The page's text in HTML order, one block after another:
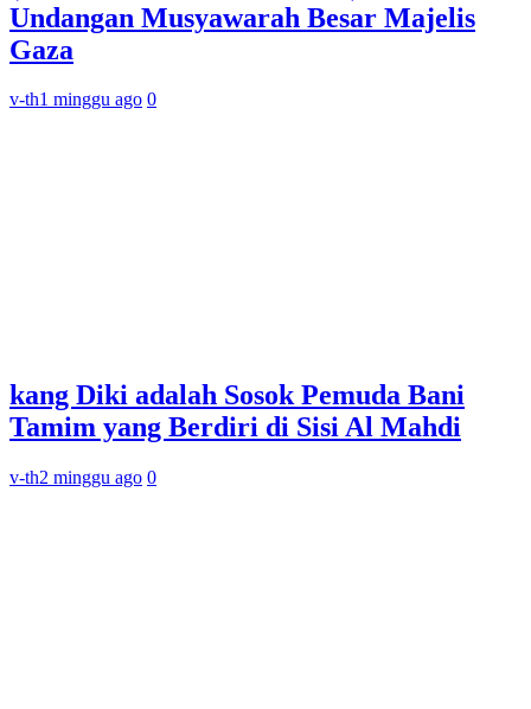
Undangan Musyawarah Besar Majelis
Gaza
v-th1 minggu ago 0
kang Diki adalah Sosok Pemuda Bani
Tamim yang Berdiri di Sisi Al Mahdi
v-th2 minggu ago 0